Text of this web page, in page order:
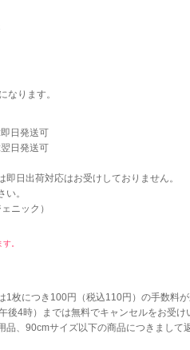
なります。
日発送可
日発送可
日出荷対応はお受けしておりません。
。
ニック）
。
1枚につき100円（税込110円）の手数料
4時）までは無料でキャンセルをお受け
品、90cmサイズ以下の商品につきまして